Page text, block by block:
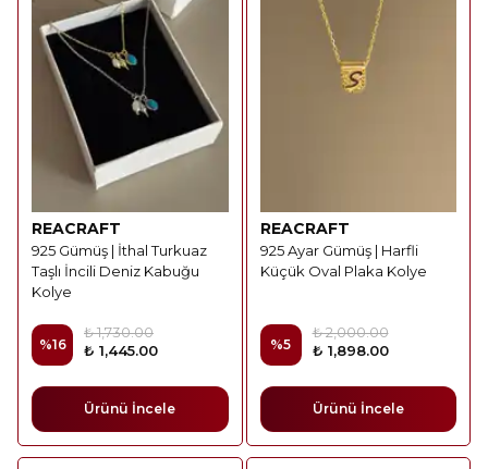
REACRAFT
925 Gümüş | İthal Turkuaz
Taşlı İncili Deniz Kabuğu
Kolye
%16
₺ 1,730.00
₺ 1,445.00
Ürünü İncele
REACRAFT
925 Ayar Gümüş | Harfli
Küçük Oval Plaka Kolye
%5
₺ 2,000.00
₺ 1,898.00
Ürünü İncele